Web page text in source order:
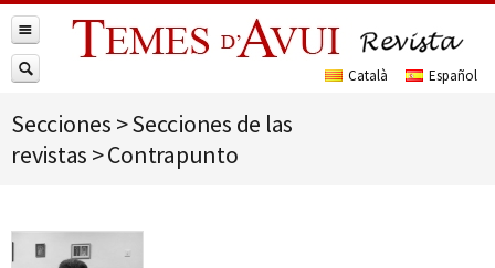
Secciones >Secciones de las
revistas >Contrapunto